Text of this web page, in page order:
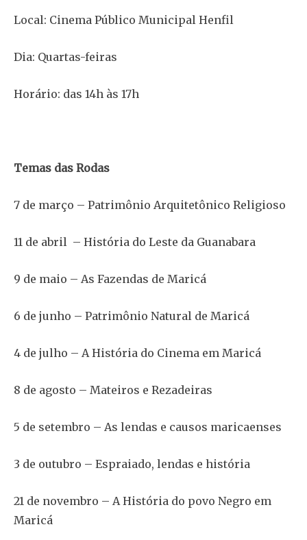
Local: Cinema Público Municipal Henfil
Dia: Quartas-feiras
Horário: das 14h às 17h
Temas das Rodas
7 de março – Patrimônio Arquitetônico Religioso
11 de abril – História do Leste da Guanabara
9 de maio – As Fazendas de Maricá
6 de junho – Patrimônio Natural de Maricá
4 de julho – A História do Cinema em Maricá
8 de agosto – Mateiros e Rezadeiras
5 de setembro – As lendas e causos maricaenses
3 de outubro – Espraiado, lendas e história
21 de novembro – A História do povo Negro em
Maricá